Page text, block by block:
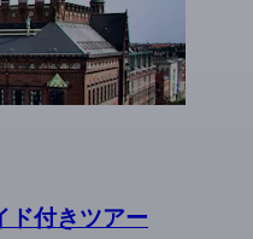
ド付きツアー